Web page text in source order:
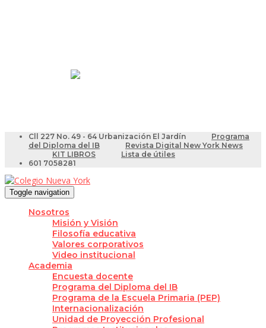
Cll 227 No. 49 - 64 Urbanización El Jardín
Programa
del Diploma del IB
Revista Digital New York News
KIT LIBROS
Lista de útiles
601 7058281
Toggle navigation
Nosotros
Misión y Visión
Filosofía educativa
Valores corporativos
Video institucional
Academia
Encuesta docente
Programa del Diploma del IB
Programa de la Escuela Primaria (PEP)
Internacionalización
Unidad de Proyección Profesional